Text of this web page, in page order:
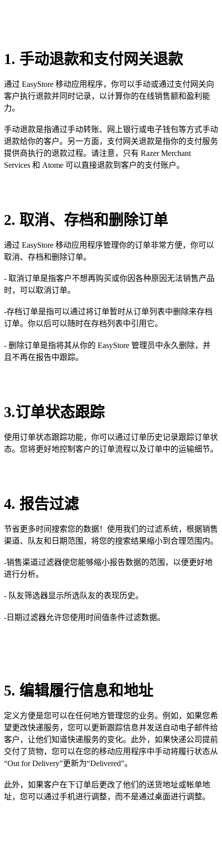
1. 手动退款和支付网关退款
通过 EasyStore 移动应用程序，你可以手动或通过支付网关向
客户执行退款并同时记录，以计算你的在线销售额和盈利能
力。
手动退款是指通过手动转账、网上银行或电子钱包等方式手动
退款给你的客户。另一方面，支付网关退款是指你的支付服务
提供商执行的退款过程。请注意，只有 Razer Merchant
Services 和 Atome 可以直接退款到客户的支付账户。
2. 取消、存档和删除订单
通过 EasyStore 移动应用程序管理你的订单非常方便，你可以
取消、存档和删除订单。
- 取消订单是指客户不想再购买或你因各种原因无法销售产品
时，可以取消订单。
-存档订单是指可以通过将订单暂时从订单列表中删除来存档
订单。你以后可以随时在存档列表中引用它。
- 删除订单是指将其从你的 EasyStore 管理员中永久删除，并
且不再在报告中跟踪。
3.订单状态跟踪
使用订单状态跟踪功能，你可以通过订单历史记录跟踪订单状
态。您将更好地控制客户的订单流程以及订单中的运输细节。
4. 报告过滤
节省更多时间搜索您的数据！使用我们的过滤系统，根据销售
渠道、队友和日期范围，将您的搜索结果缩小到合理范围内。
-销售渠道过滤器使您能够缩小报告数据的范围，以便更好地
进行分析。
- 队友筛选器显示所选队友的表现历史。
-日期过滤器允许您使用时间值条件过滤数据。
5. 编辑履行信息和地址
定义方便是您可以在任何地方管理您的业务。例如，如果您希
望更改快递服务，您可以更新跟踪信息并发送自动电子邮件给
客户，让他们知道快递服务的变化。此外，如果快递公司提前
交付了货物，您可以在您的移动应用程序中手动将履行状态从
“Out for Delivery”更新为“Delivered”。
此外，如果客户在下订单后更改了他们的送货地址或帐单地
址，您可以通过手机进行调整，而不是通过桌面进行调整。